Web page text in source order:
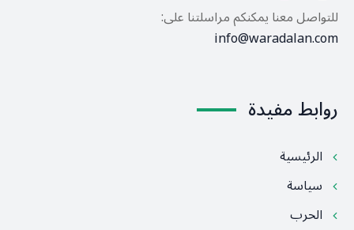
للتواصل معنا يمكنكم مراسلتنا على:
info@waradalan.com
روابط مفيدة
الرئيسية
سياسة
الحرب